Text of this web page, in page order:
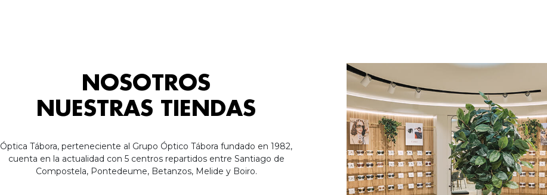
NOSOTROS
NUESTRAS TIENDAS
Óptica Tábora, perteneciente al Grupo Óptico Tábora fundado en 1982,
cuenta en la actualidad con 5 centros repartidos entre Santiago de
Compostela, Pontedeume, Betanzos, Melide y Boiro.